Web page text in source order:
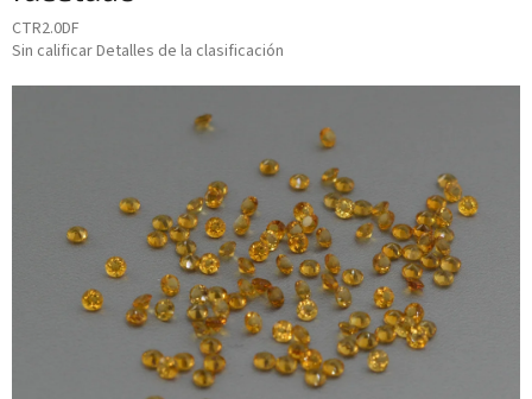
CTR2.0DF
La
Sin calificarDetalles de la clasificación